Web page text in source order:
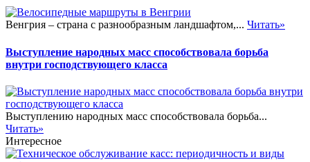
Венгрия – страна с разнообразным ландшафтом,... Читать»
Выступление народных масс способствовала борьба
внутри господствующего класса
Выступлению народных масс способствовала борьба...
Читать»
Интересное